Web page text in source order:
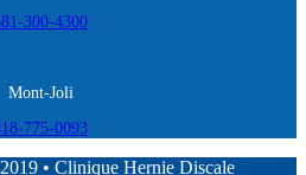
300-4300
Mont-Joli
775-0093
• Clinique Hernie Discale